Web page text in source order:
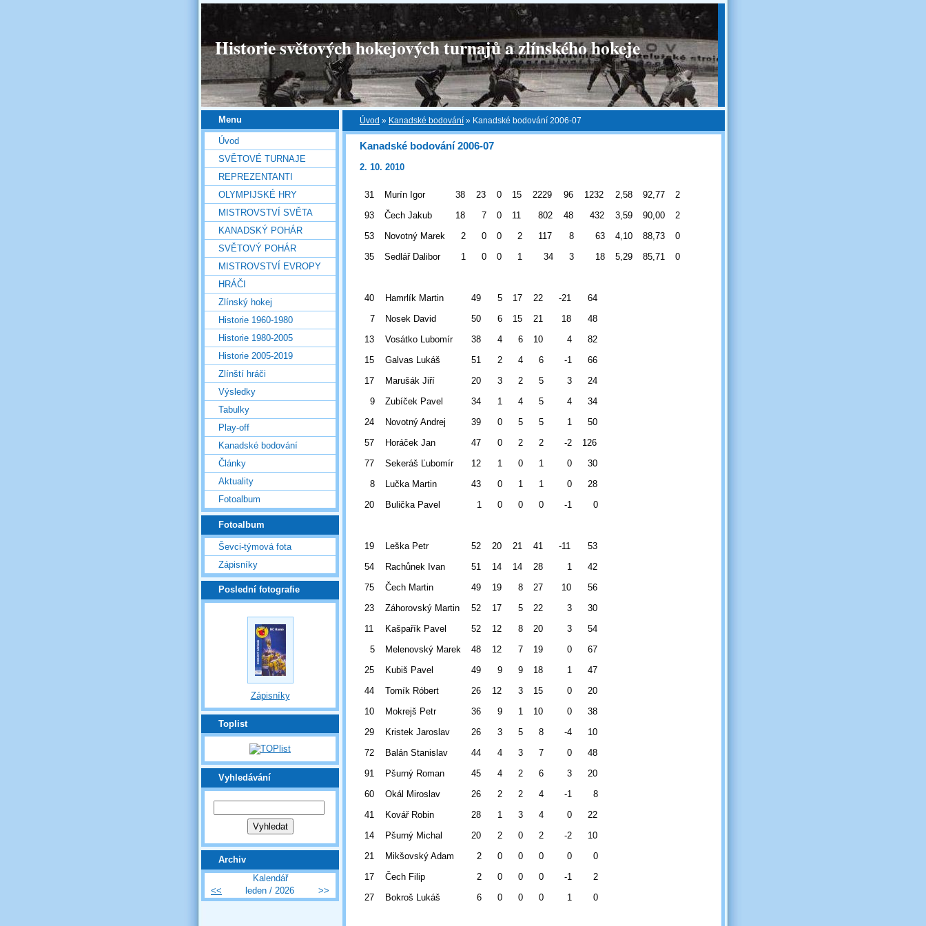
Historie světových hokejových turnajů a zlínského hokeje
Úvod » Kanadské bodování » Kanadské bodování 2006-07
Kanadské bodování 2006-07
2. 10. 2010
31 Murín Igor 38 23 0 15 2229 96 1232 2,58 92,77
2
93
Čech Jakub 18 7 0 11 802 48 432 3,59 90,00
2
53
Novotný Marek 2 0 0 2 117 8 63 4,10 88,73
0
35
Sedlář Dalibor 1 0 0 1 34 3 18 5,29 85,71 0
40 Hamrlík Martin 49 5 17 22 -21
64
7
Nosek David 50 6 15 21 18
48
13
Vosátko Lubomír 38 4 6 10 4
82
15
Galvas Lukáš 51 2 4 6 -1
66
17
Marušák Jiří 20 3 2 5 3
24
9
Zubíček Pavel 34 1 4 5 4
34
24
Novotný Andrej 39 0 5 5 1
50
57
Horáček Jan 47 0 2 2 -2
126
77
Sekeráš Ľubomír 12 1 0 1 0
30
8
Lučka Martin 43 0 1 1 0
28
20
Bulička Pavel 1 0 0 0 -1 0
19 Leška Petr 52 20 21 41 -11
53
54
Rachůnek Ivan 51 14 14 28 1
42
75
Čech Martin 49 19 8 27 10
56
23
Záhorovský Martin 52 17 5 22 3
30
11
Kašpařík Pavel 52 12 8 20 3
54
5
Melenovský Marek 48 12 7 19 0
67
25
Kubiš Pavel 49 9 9 18 1
47
44
Tomík Róbert 26 12 3 15 0
20
10
Mokrejš Petr 36 9 1 10 0
38
29
Kristek Jaroslav 26 3 5 8 -4
10
72
Balán Stanislav 44 4 3 7 0
48
91
Pšurný Roman 45 4 2 6 3
20
60
Okál Miroslav 26 2 2 4 -1
8
41
Kovář Robin 28 1 3 4 0
22
14
Pšurný Michal 20 2 0 2 -2
10
21
Mikšovský Adam 2 0 0 0 0
0
17
Čech Filip 2 0 0 0 -1
2
27
Bokroš Lukáš 6 0 0 0 1 0
Menu
Úvod
SVĚTOVÉ TURNAJE
REPREZENTANTI
OLYMPIJSKÉ HRY
MISTROVSTVÍ SVĚTA
KANADSKÝ POHÁR
SVĚTOVÝ POHÁR
MISTROVSTVÍ EVROPY
HRÁČI
Zlínský hokej
Historie 1960-1980
Historie 1980-2005
Historie 2005-2019
Zlínští hráči
Výsledky
Tabulky
Play-off
Kanadské bodování
Články
Aktuality
Fotoalbum
Fotoalbum
Ševci-týmová fota
Zápisníky
Poslední fotografie
Zápisníky
Toplist
Vyhledávání
Archiv
Kalendář
<<
leden / 2026 >>